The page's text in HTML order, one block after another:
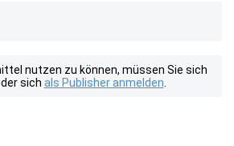
nutzen zu können, müssen Sie sich
sich als Publisher anmelden